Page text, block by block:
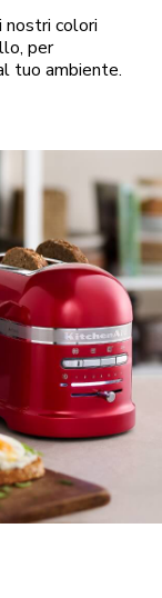
nostri colori
per
tuo ambiente.